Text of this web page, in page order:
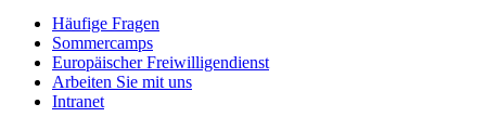
Häufige Fragen
Sommercamps
Europäischer Freiwilligendienst
Arbeiten Sie mit uns
Intranet